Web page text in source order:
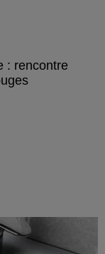
: rencontre